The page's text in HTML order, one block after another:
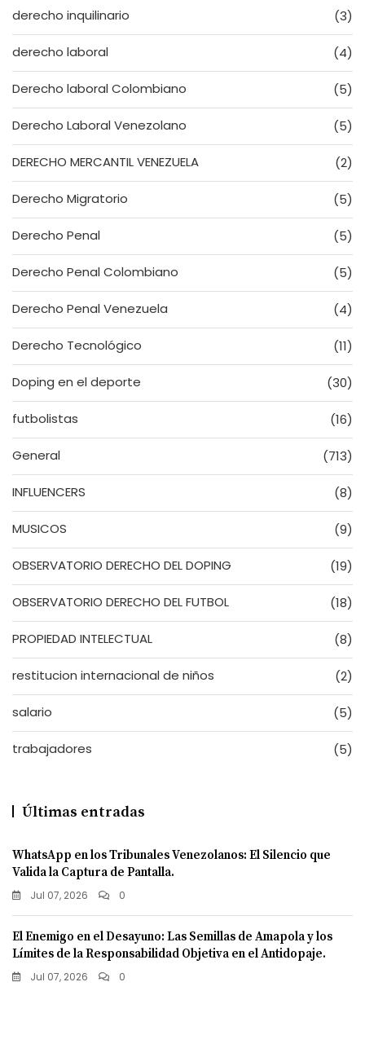
derecho inquilinario (3)
derecho laboral (4)
Derecho laboral Colombiano (5)
Derecho Laboral Venezolano (5)
DERECHO MERCANTIL VENEZUELA (2)
Derecho Migratorio (5)
Derecho Penal (5)
Derecho Penal Colombiano (5)
Derecho Penal Venezuela (4)
Derecho Tecnológico (11)
Doping en el deporte (30)
futbolistas (16)
General (713)
INFLUENCERS (8)
MUSICOS (9)
OBSERVATORIO DERECHO DEL DOPING (19)
OBSERVATORIO DERECHO DEL FUTBOL (18)
PROPIEDAD INTELECTUAL (8)
restitucion internacional de niños (2)
salario (5)
trabajadores (5)
Últimas entradas
WhatsApp en los Tribunales Venezolanos: El Silencio que
Valida la Captura de Pantalla.
Jul 07, 2026 0
El Enemigo en el Desayuno: Las Semillas de Amapola y los
Límites de la Responsabilidad Objetiva en el Antidopaje.
Jul 07, 2026 0